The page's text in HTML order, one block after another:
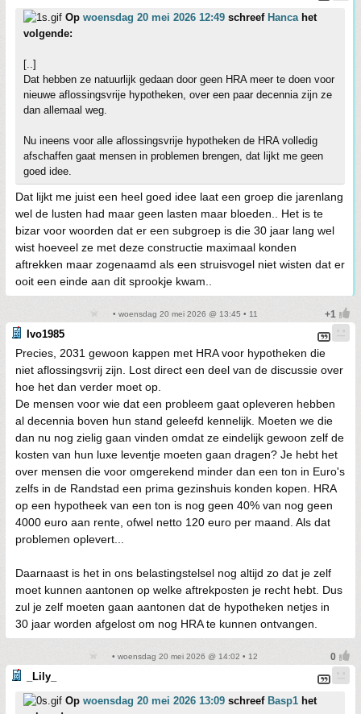
Op woensdag 20 mei 2026 12:49 schreef Hanca het
volgende:
[..]
Dat hebben ze natuurlijk gedaan door geen HRA meer te doen voor
nieuwe aflossingsvrije hypotheken, over een paar decennia zijn ze
dan allemaal weg.
Nu ineens voor alle aflossingsvrije hypotheken de HRA volledig
afschaffen gaat mensen in problemen brengen, dat lijkt me geen
goed idee.
Dat lijkt me juist een heel goed idee laat een groep die jarenlang
wel de lusten had maar geen lasten maar bloeden.. Het is te
bizar voor woorden dat er een subgroep is die 30 jaar lang wel
wist hoeveel ze met deze constructie maximaal konden
aftrekken maar zogenaamd als een struisvogel niet wisten dat er
ooit een einde aan dit sprookje kwam..
• woensdag 20 mei 2026 @ 13:45 • 11
Ivo1985
Precies, 2031 gewoon kappen met HRA voor hypotheken die
niet aflossingsvrij zijn. Lost direct een deel van de discussie over
hoe het dan verder moet op.
De mensen voor wie dat een probleem gaat opleveren hebben
al decennia boven hun stand geleefd kennelijk. Moeten we die
dan nu nog zielig gaan vinden omdat ze eindelijk gewoon zelf de
kosten van hun luxe leventje moeten gaan dragen? Je hebt het
over mensen die voor omgerekend minder dan een ton in Euro's
zelfs in de Randstad een prima gezinshuis konden kopen. HRA
op een hypotheek van een ton is nog geen 40% van nog geen
4000 euro aan rente, ofwel netto 120 euro per maand. Als dat
problemen oplevert...
Daarnaast is het in ons belastingstelsel nog altijd zo dat je zelf
moet kunnen aantonen op welke aftrekposten je recht hebt. Dus
zul je zelf moeten gaan aantonen dat de hypotheken netjes in
30 jaar worden afgelost om nog HRA te kunnen ontvangen.
• woensdag 20 mei 2026 @ 14:02 • 12
_Lily_
Op woensdag 20 mei 2026 13:09 schreef Basp1 het